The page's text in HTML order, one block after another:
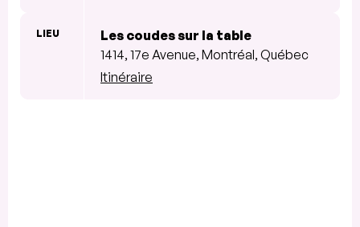
LIEU
Les coudes sur la table
1414, 17e Avenue, Montréal, Québec
Itinéraire